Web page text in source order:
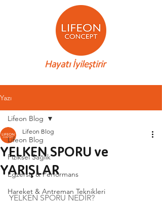
Hayatı İyileştirir
Yazı
Lifeon Blog
Fiziksel Sağlık
Egzersiz & Performans
Hareket & Antreman Teknikleri
Lifeon Blog
YELKEN SPORU ve
YARIŞLAR
Lifeon Blog
YELKEN SPORU NEDİR?